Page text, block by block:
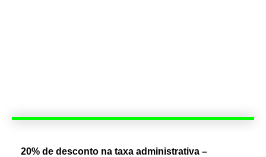
20% de desconto na taxa administrativa –